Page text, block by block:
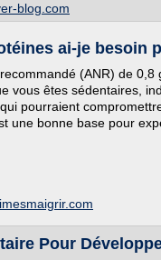
blog.com
ai-je besoin
(ANR) de
vous êtes sédentaires,
pourraient
une bonne base pour
Pour